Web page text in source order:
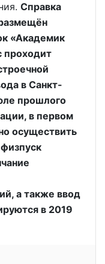
Справка
«Академик
проходит
в Санкт-
прошлого
в первом
осуществить
а также ввод
в 2019